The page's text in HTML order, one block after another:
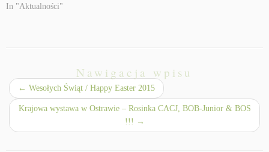
In "Aktualności"
Nawigacja wpisu
← Wesołych Świąt / Happy Easter 2015
Krajowa wystawa w Ostrawie – Rosinka CACJ, BOB-Junior & BOS
!!! →